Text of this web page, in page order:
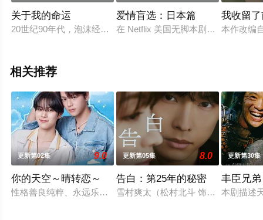
关于我的命运
20世纪90年代，泡沫经济破灭的艰苦年代，在某大型公司上班
爱情盲选：日本篇
在 Netflix 美国无脚本剧集《爱情盲
我收留
本作改编
相关推荐
更新第02集 9.0
你的天空～晴转恋～
性格善良纯粹、永远乐观开朗的阳光少年舟濑阳向（福田步汰
更新第05集 8.0
告白：第25年的秘密
雪村爽太（松村北斗 饰）自幼因一
更新第30集
丰臣兄
本剧描述